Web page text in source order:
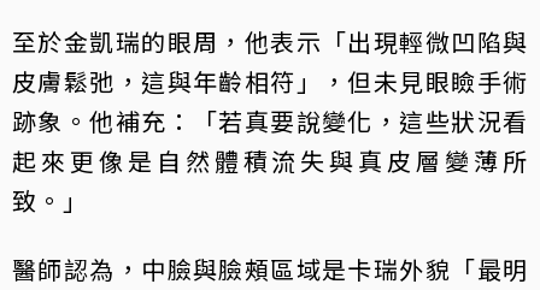
至於金凱瑞的眼周，他表示「出現輕微凹陷與
皮膚鬆弛，這與年齡相符」，但未見眼瞼手術
跡象。他補充：「若真要說變化，這些狀況看
起來更像是自然體積流失與真皮層變薄所
致。」
醫師認為，中臉與臉頰區域是卡瑞外貌「最明